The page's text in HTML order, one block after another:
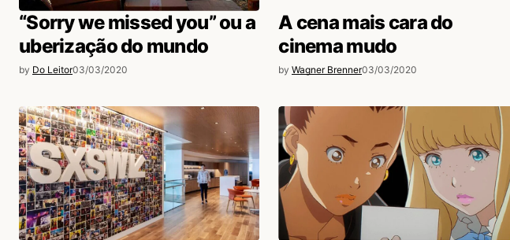
“Sorry we missed you” ou a
uberização do mundo
by Do Leitor03/03/2020
A cena mais cara do
cinema mudo
by Wagner Brenner03/03/2020